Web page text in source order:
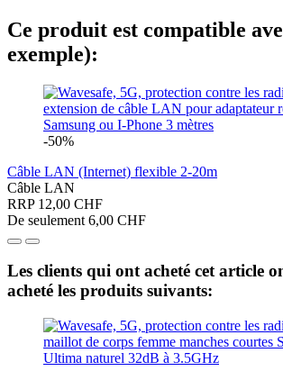
Ce produit est compatible
exemple):
-50%
Câble LAN (Internet) flexible 2-20m
Câble LAN
RRP 12,00 CHF
De seulement 6,00 CHF
Les clients qui ont acheté cet article
acheté les produits suivants: